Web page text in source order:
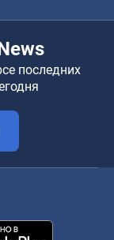
последних